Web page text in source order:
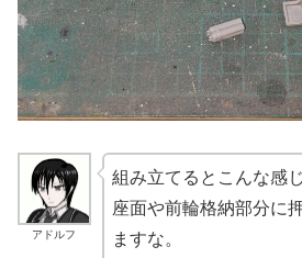
アドルフ
組み立てるとこんな感じ
座面や前輪格納部分に
ますな。